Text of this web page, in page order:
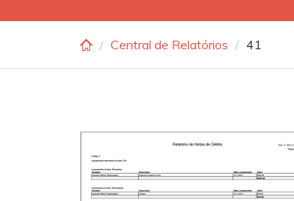
Central de Relatórios 41